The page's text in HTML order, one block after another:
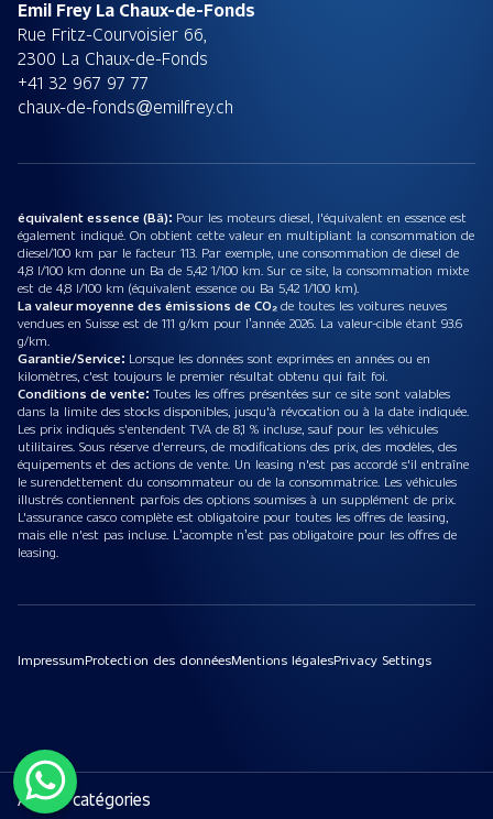
Emil Frey La Chaux-de-Fonds
Rue Fritz-Courvoisier 66,
2300 La Chaux-de-Fonds
+41 32 967 97 77
chaux-de-fonds@emilfrey.ch
équivalent essence (Bä): Pour les moteurs diesel, l'équivalent en essence est
également indiqué. On obtient cette valeur en multipliant la consommation de
diesel/100 km par le facteur 113. Par exemple, une consommation de diesel de
4,8 l/100 km donne un Ba de 5,42 1/100 km. Sur ce site, la consommation mixte
est de 4,8 l/100 km (équivalent essence ou Ba 5,42 1/100 km).
La valeur moyenne des émissions de CO₂de toutes les voitures neuves
vendues en Suisse est de 111 g/km pour l’année 2026. La valeur-cible étant 93.6
g/km.
Garantie/Service: Lorsque les données sont exprimées en années ou en
kilomètres, c'est toujours le premier résultat obtenu qui fait foi.
Conditions de vente: Toutes les offres présentées sur ce site sont valables
dans la limite des stocks disponibles, jusqu'à révocation ou à la date indiquée.
Les prix indiqués s'entendent TVA de 8,1 % incluse, sauf pour les véhicules
utilitaires. Sous réserve d'erreurs, de modifications des prix, des modèles, des
équipements et des actions de vente. Un leasing n'est pas accordé s'il entraîne
le surendettement du consommateur ou de la consommatrice. Les véhicules
illustrés contiennent parfois des options soumises à un supplément de prix.
L'assurance casco complète est obligatoire pour toutes les offres de leasing,
mais elle n'est pas incluse. L’acompte n’est pas obligatoire pour les offres de
leasing.
ImpressumProtection des donnéesMentions légalesPrivacy Settings
Autres catégories